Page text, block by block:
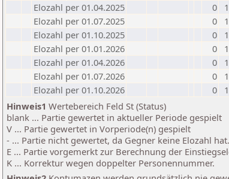
Elozahl per 01.04.2025
0
Elozahl per 01.07.2025
0
Elozahl per 01.10.2025
0
Elozahl per 01.01.2026
0
Elozahl per 01.04.2026
0
Elozahl per 01.07.2026
0
Elozahl per 01.10.2026
0
Hinweis1 Wertebereich Feld St (Status)
blank ... Partie gewertet in aktueller Periode gespielt
V ... Partie gewertet in Vorperiode(n) gespielt
- ... Partie nicht gewertet, da Gegner keine Elozahl hat.
E ... Partie vorgemerkt zur Berechnung der
K ... Korrektur wegen doppelter Personennummer.